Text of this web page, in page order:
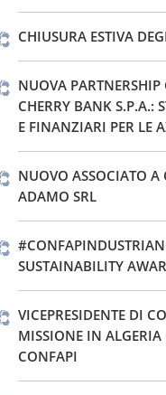
CHIUSURA ESTIVA
NUOVA
CHERRY BANK S.P.A.:
E FINANZIARI PER LE
NUOVO ASSOCIATO
ADAMO SRL
SUSTAINABILITY
VICEPRESIDENTE DI
MISSIONE IN
CONFAPI